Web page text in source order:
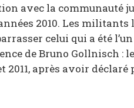
avec la communauté
2010. Les
celui qui a été
de Bruno Gollnisch
2011, après avoir